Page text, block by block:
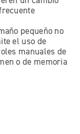
pequeño no
el uso de
manuales de
o de memoria